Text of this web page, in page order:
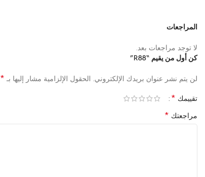
المراجعات
لا توجد مراجعات بعد.
كن أول من يقيم “R88”
لن يتم نشر عنوان بريدك الإلكتروني. الحقول الإلزامية مشار إليها بـ *
تقييمك *
مراجعتك *